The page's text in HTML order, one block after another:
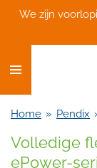
Ga
de
We zijn
Home » Pendix
Volledige
ePower-